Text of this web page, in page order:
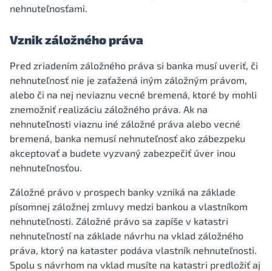
nehnuteľnosťami.
Vznik záložného práva
Pred zriadením záložného práva si banka musí uveriť, či
nehnuteľnosť nie je zaťažená iným záložným právom,
alebo či na nej neviaznu vecné bremená, ktoré by mohli
znemožniť realizáciu záložného práva. Ak na
nehnuteľnosti viaznu iné záložné práva alebo vecné
bremená, banka nemusí nehnuteľnosť ako zábezpeku
akceptovať a budete vyzvaný zabezpečiť úver inou
nehnuteľnosťou.
Záložné právo v prospech banky vzniká na základe
písomnej záložnej zmluvy medzi bankou a vlastníkom
nehnuteľnosti. Záložné právo sa zapíše v katastri
nehnuteľností na základe návrhu na vklad záložného
práva, ktorý na kataster podáva vlastník nehnuteľnosti.
Spolu s návrhom na vklad musíte na katastri predložiť aj